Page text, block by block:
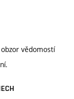
vědomostí